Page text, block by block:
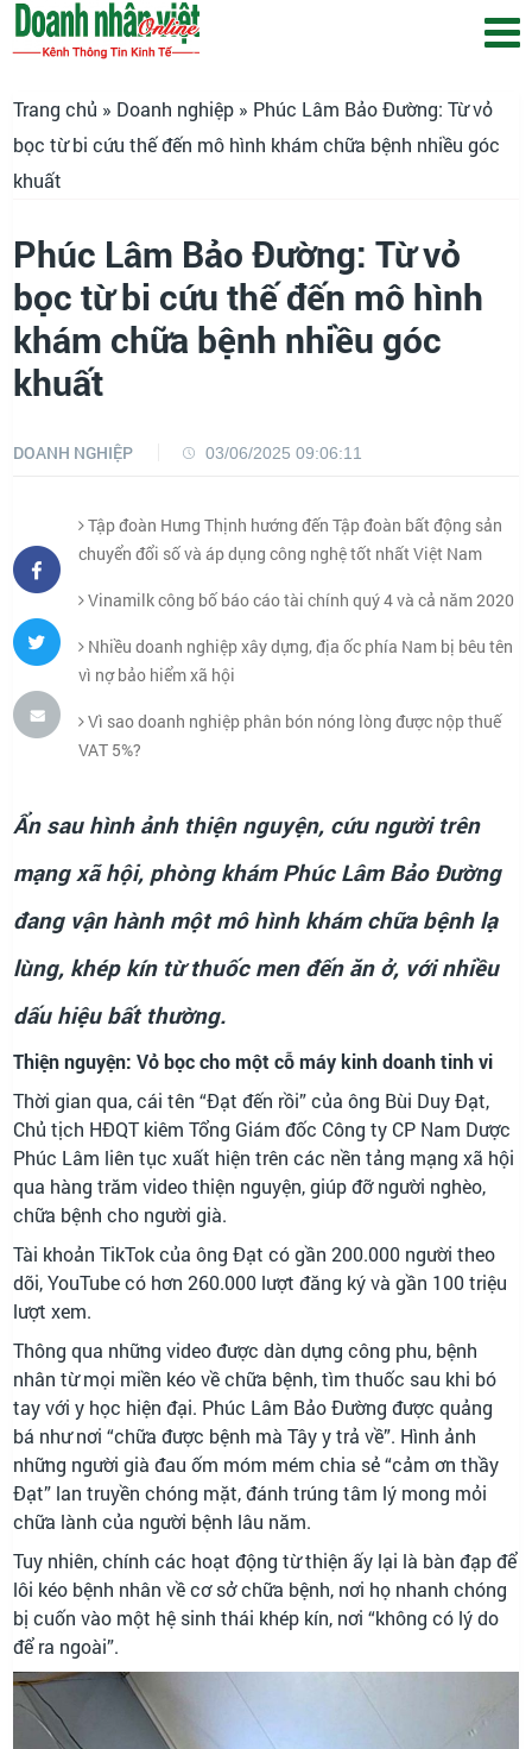
Trang chủ » Doanh nghiệp » Phúc Lâm Bảo Đường: Từ vỏ
bọc từ bi cứu thế đến mô hình khám chữa bệnh nhiều góc
khuất
Phúc Lâm Bảo Đường: Từ vỏ
bọc từ bi cứu thế đến mô hình
khám chữa bệnh nhiều góc
khuất
DOANH NGHIỆP 03/06/2025 09:06:11
Tập đoàn Hưng Thịnh hướng đến Tập đoàn bất động sản
chuyển đổi số và áp dụng công nghệ tốt nhất Việt Nam
Vinamilk công bố báo cáo tài chính quý 4 và cả năm 2020
Nhiều doanh nghiệp xây dựng, địa ốc phía Nam bị bêu tên
vì nợ bảo hiểm xã hội
Vì sao doanh nghiệp phân bón nóng lòng được nộp thuế
VAT 5%?
Ẩn sau hình ảnh thiện nguyện, cứu người trên
mạng xã hội, phòng khám Phúc Lâm Bảo Đường
đang vận hành một mô hình khám chữa bệnhlạ
lùng, khép kín từ thuốc men đến ăn ở, với nhiều
dấu hiệu bất thường.
Thiện nguyện: Vỏ bọc cho một cỗ máy kinh doanh tinh vi
Thời gian qua, cái tên “Đạt đến rồi” của ông Bùi Duy Đạt,
Chủ tịch HĐQT kiêm Tổng Giám đốc Công ty CP Nam Dược
Phúc Lâm liên tục xuất hiện trên các nền tảng mạng xã hội
qua hàng trăm video thiện nguyện, giúp đỡ người nghèo,
chữa bệnh cho người già.
Tài khoản TikTok của ông Đạt có gần 200.000 người theo
dõi, YouTube có hơn 260.000 lượt đăng ký và gần 100 triệu
lượt xem.
Thông qua những video được dàn dựng công phu, bệnh
nhân từ mọi miền kéo về chữa bệnh, tìm thuốc sau khi bó
tay với y học hiện đại. Phúc Lâm Bảo Đường được quảng
bá như nơi “chữa được bệnh mà Tây y trả về”. Hình ảnh
những người già đau ốm móm mém chia sẻ “cảm ơn thầy
Đạt” lan truyền chóng mặt, đánh trúng tâm lý mong mỏi
chữa lành của người bệnh lâu năm.
Tuy nhiên, chính các hoạt động từ thiện ấy lại là bàn đạp để
lôi kéo bệnh nhân về cơ sở chữa bệnh, nơi họ nhanh chóng
bị cuốn vào một hệ sinh thái khép kín, nơi “không có lý do
để ra ngoài”.